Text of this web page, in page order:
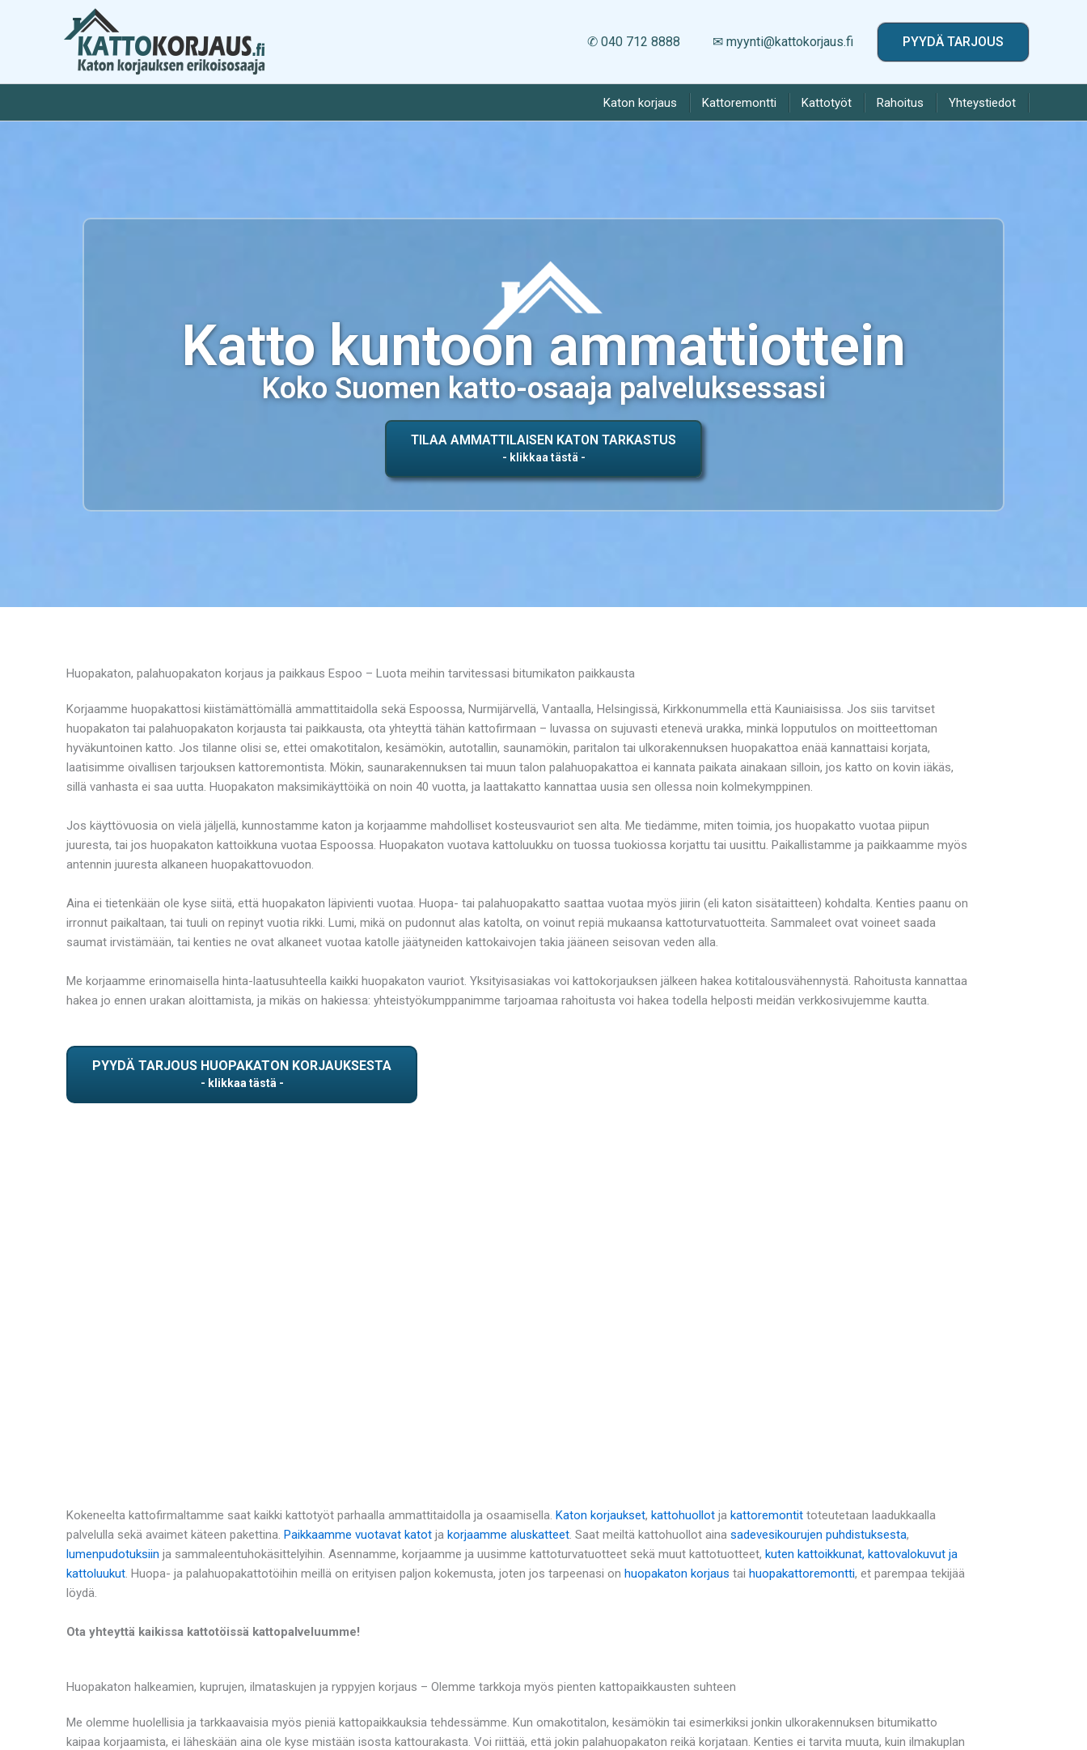
✆ 040 712 8888 ✉ myynti@kattokorjaus.fi PYYDÄ TARJOUS
Katon korjaus Kattoremontti Kattotyöt Rahoitus Yhteystiedot
Katto kuntoon ammattiottein
Koko Suomen katto-osaaja palveluksessasi
TILAA AMMATTILAISEN KATON TARKASTUS
Huopakaton, palahuopakaton korjaus ja paikkaus Espoo – Luota meihin tarvitessasi bitumikaton paikkausta
Korjaamme huopakattosi kiistämättömällä ammattitaidolla sekä Espoossa, Nurmijärvellä, Vantaalla, Helsingissä, Kirkkonummella että Kauniaisissa. Jos siis tarvitset
huopakaton tai palahuopakaton korjausta tai paikkausta, ota yhteyttä tähän kattofirmaan – luvassa on sujuvasti etenevä urakka, minkä lopputulos on moitteettoman
hyväkuntoinen katto. Jos tilanne olisi se, ettei omakotitalon, kesämökin, autotallin, saunamökin, paritalon tai ulkorakennuksen huopakattoa enää kannattaisi korjata,
laatisimme oivallisen tarjouksen kattoremontista. Mökin, saunarakennuksen tai muun talon palahuopakattoa ei kannata paikata ainakaan silloin, jos katto on kovin iäkäs,
sillä vanhasta ei saa uutta. Huopakaton maksimikäyttöikä on noin 40 vuotta, ja laattakatto kannattaa uusia sen ollessa noin kolmekymppinen.
Jos käyttövuosia on vielä jäljellä, kunnostamme katon ja korjaamme mahdolliset kosteusvauriot sen alta. Me tiedämme, miten toimia, jos huopakatto vuotaa piipun
juuresta, tai jos huopakaton kattoikkuna vuotaa Espoossa. Huopakaton vuotava kattoluukku on tuossa tuokiossa korjattu tai uusittu. Paikallistamme ja paikkaamme myös
antennin juuresta alkaneen huopakattovuodon.
Aina ei tietenkään ole kyse siitä, että huopakaton läpivienti vuotaa. Huopa- tai palahuopakatto saattaa vuotaa myös jiirin (eli katon sisätaitteen) kohdalta. Kenties paanu on
irronnut paikaltaan, tai tuuli on repinyt vuotia rikki. Lumi, mikä on pudonnut alas katolta, on voinut repiä mukaansa kattoturvatuotteita. Sammaleet ovat voineet saada
saumat irvistämään, tai kenties ne ovat alkaneet vuotaa katolle jäätyneiden kattokaivojen takia jääneen seisovan veden alla.
Me korjaamme erinomaisella hinta-laatusuhteella kaikki huopakaton vauriot. Yksityisasiakas voi kattokorjauksen jälkeen hakea kotitalousvähennystä. Rahoitusta kannattaa
hakea jo ennen urakan aloittamista, ja mikäs on hakiessa: yhteistyökumppanimme tarjoamaa rahoitusta voi hakea todella helposti meidän verkkosivujemme kautta.
PYYDÄ TARJOUS HUOPAKATON KORJAUKSESTA
Kokeneelta kattofirmaltamme saat kaikki kattotyöt parhaalla ammattitaidolla ja osaamisella. Katon korjaukset, kattohuollot ja kattoremontit toteutetaan laadukkaalla
palvelulla sekä avaimet käteen pakettina. Paikkaamme vuotavat katot ja korjaamme aluskatteet. Saat meiltä kattohuollot aina sadevesikourujen puhdistuksesta,
lumenpudotuksiin ja sammaleentuhokäsittelyihin. Asennamme, korjaamme ja uusimme kattoturvatuotteet sekä muut kattotuotteet, kuten kattoikkunat, kattovalokuvut ja
kattoluukut. Huopa- ja palahuopakattotöihin meillä on erityisen paljon kokemusta, joten jos tarpeenasi on huopakaton korjaus tai huopakattoremontti, et parempaa tekijää
löydä.
Ota yhteyttä kaikissa kattotöissä kattopalveluumme!
Huopakaton halkeamien, kuprujen, ilmataskujen ja ryppyjen korjaus – Olemme tarkkoja myös pienten kattopaikkausten suhteen
Me olemme huolellisia ja tarkkaavaisia myös pieniä kattopaikkauksia tehdessämme. Kun omakotitalon, kesämökin tai esimerkiksi jonkin ulkorakennuksen bitumikatto
kaipaa korjaamista, ei läheskään aina ole kyse mistään isosta kattourakasta. Voi riittää, että jokin palahuopakaton reikä korjataan. Kenties ei tarvita muuta, kuin ilmakuplan